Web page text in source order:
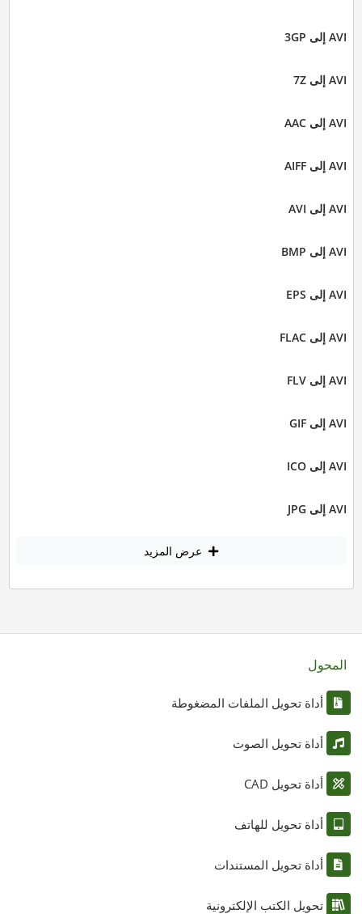
AVI إلى 3GP
AVI إلى 7Z
AVI إلى AAC
AVI إلى AIFF
AVI إلى AVI
AVI إلى BMP
AVI إلى EPS
AVI إلى FLAC
AVI إلى FLV
AVI إلى GIF
AVI إلى ICO
AVI إلى JPG
عرض المزيد
المحول
أداة تحويل الملفات المضغوطة
أداة تحويل الصوت
أداة تحويل CAD
أداة تحويل للهاتف
أداة تحويل المستندات
تحويل الكتب الإلكترونية